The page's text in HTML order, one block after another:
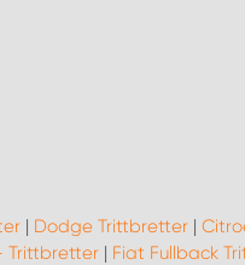
| Dodge Trittbretter|
Trittbretter | Fiat Fullback